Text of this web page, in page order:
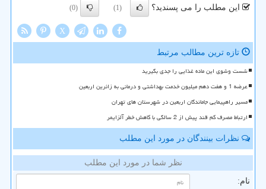
این مطلب را می پسندید؟ (1)
(0)
X
تازه ترین مطالب مرتبط
شست وشوی این ماده غذایی را جدی بگیرید
عرضه 1 و هفت دهم میلیون خدمت بهداشتی و درمانی به زائرین اربعین
مسیر راهپیمایی جاماندگان اربعین در شهرستان های تهران
ارتباط مصرف کم قند پیش از 2 سالگی با کاهش خطر آلزایمر
نظرات بینندگان در مورد این مطلب
نظر شما در مورد این مطلب
نام: